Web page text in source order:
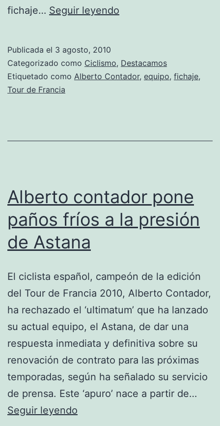
fichaje… Seguir leyendo
Astana
Publicada el 3 agosto, 2010
Categorizado como Ciclismo, Destacamos
Etiquetado como Alberto Contador, equipo, fichaje,
Tour de Francia
Alberto contador pone
paños fríos a la presión
de Astana
El ciclista español, campeón de la edición
del Tour de Francia 2010, Alberto Contador,
ha rechazado el ‘ultimatum’ que ha lanzado
su actual equipo, el Astana, de dar una
respuesta inmediata y definitiva sobre su
renovación de contrato para las próximas
temporadas, según ha señalado su servicio
de prensa. Este ‘apuro’ nace a partir de…
Seguir leyendo